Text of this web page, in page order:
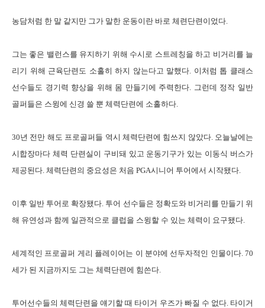
농담처럼 한 말 같지만 그가 말한 운동이란 바로 체련단련이었다.
그는 좋은 밸런스를 유지하기 위해 수시로 스트레칭을 하고 비거리를 늘
리기 위해 근육단련도 소홀히 하지 않는다고 말했다. 이처럼 톱 클래스
선수들도 경기력 향상을 위해 몸 만들기에 주력한다. 그런데 정작 일반
골퍼들은 스윙에 신경 쓸 뿐 체력단련에 소홀하다.
30년 전만 해도 프로골퍼들 역시 체력단련에 힘쓰지 않았다. 오늘날에는
시합장마다 체력 단련실이 구비돼 있고 운동기구가 있는 이동식 버스가
제공된다. 체력단련의 중요성은 처음 PGA시니어 투어에서 시작됐다.
이후 일반 투어로 확장됐다. 투어 선수들은 정확도와 비거리를 만들기 위
해 유연성과 함께 일관적으로 클럽을 스윙할 수 있는 체력이 요구됐다.
세계적인 프로골퍼 게리 플레이어는 이 분야에 선두자적인 인물이다. 70
세가 된 지금까지도 그는 체력단련에 힘쓴다.
투어선수들의 체력단련을 얘기할 때 타이거 우즈가 빠질 수 없다. 타이거